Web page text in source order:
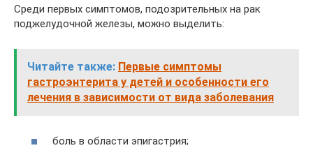
Среди первых симптомов, подозрительных на рак
поджелудочной железы, можно выделить:
Читайте также: Первые симптомы
гастроэнтерита у детей и особенности его
лечения в зависимости от вида заболевания
боль в области эпигастрия;